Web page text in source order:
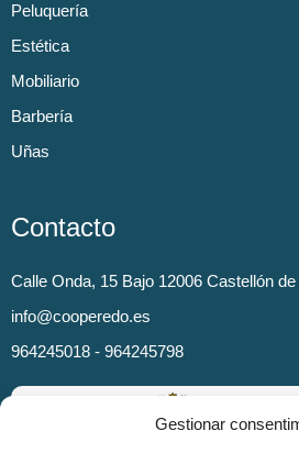
Gestionar
Peluquería
Estética
Mobiliario
Barbería
Uñas
Contacto
Calle Onda, 15 Bajo 12006 Castellón
info@cooperedo.es
964245018 - 964245798